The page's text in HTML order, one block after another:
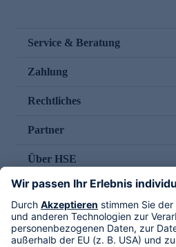
Service & Beratung
Zahlung
Rechtliches
Partner
Über HSE
Im TV
HSE International